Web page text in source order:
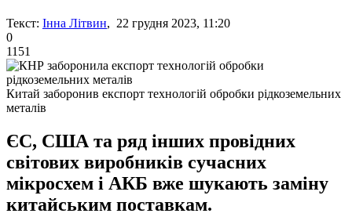
Текст: Інна Літвин, 22 грудня 2023, 11:20
0
1151
Китай заборонив експорт технологій обробки рідкоземельних
металів
ЄС, США та ряд інших провідних
світових виробників сучасних
мікросхем і АКБ вже шукають заміну
китайським поставкам.